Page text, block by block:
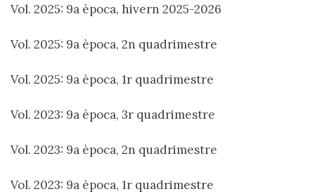
Vol. 2025: 9a època, hivern 2025-2026
Vol. 2025: 9a època, 2n quadrimestre
Vol. 2025: 9a època, 1r quadrimestre
Vol. 2023: 9a època, 3r quadrimestre
Vol. 2023: 9a època, 2n quadrimestre
Vol. 2023: 9a època, 1r quadrimestre